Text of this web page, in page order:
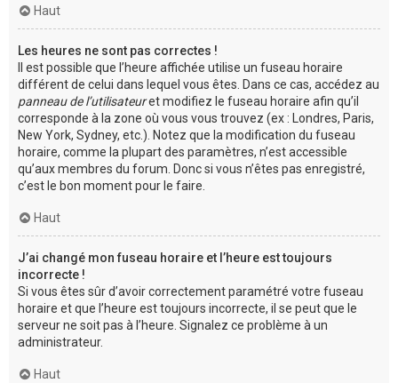
Haut
Les heures ne sont pas correctes !
Il est possible que l’heure affichée utilise un fuseau horaire
différent de celui dans lequel vous êtes. Dans ce cas, accédez au
panneau de l’utilisateuret modifiez le fuseau horaire afin qu’il
corresponde à la zone où vous vous trouvez (ex : Londres, Paris,
New York, Sydney, etc.). Notez que la modification du fuseau
horaire, comme la plupart des paramètres, n’est accessible
qu’aux membres du forum. Donc si vous n’êtes pas enregistré,
c’est le bon moment pour le faire.
Haut
J’ai changé mon fuseau horaire et l’heure est toujours
incorrecte !
Si vous êtes sûr d’avoir correctement paramétré votre fuseau
horaire et que l’heure est toujours incorrecte, il se peut que le
serveur ne soit pas à l’heure. Signalez ce problème à un
administrateur.
Haut